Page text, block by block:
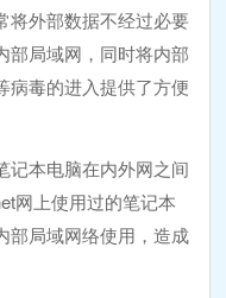
将外部数据不经过必要
部局域网，同时将内部
病毒的进入提供了方便
记本电脑在内外网之间
网上使用过的笔记本
部局域网络使用，造成